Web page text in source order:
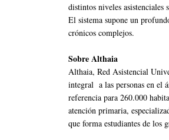
distintos niveles asistenciales
El sistema supone un
crónicos complejos.
Sobre Althaia
Althaia, Red Asistencial
integral a las personas en el
referencia para 260.000
atención primaria,
que forma estudiantes de los